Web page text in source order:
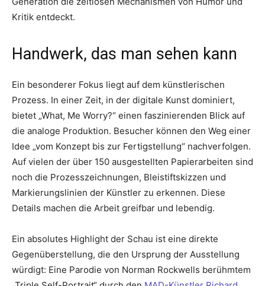
Kritik entdeckt.
Handwerk, das man sehen kann
Ein besonderer Fokus liegt auf dem künstlerischen
Prozess. In einer Zeit, in der digitale Kunst dominiert,
bietet „What, Me Worry?“ einen faszinierenden Blick auf
die analoge Produktion. Besucher können den Weg einer
Idee „vom Konzept bis zur Fertigstellung“ nachverfolgen.
Auf vielen der über 150 ausgestellten Papierarbeiten sind
noch die Prozesszeichnungen, Bleistiftskizzen und
Markierungslinien der Künstler zu erkennen. Diese
Details machen die Arbeit greifbar und lebendig.
Ein absolutes Highlight der Schau ist eine direkte
Gegenüberstellung, die den Ursprung der Ausstellung
würdigt: Eine Parodie von Norman Rockwells berühmtem